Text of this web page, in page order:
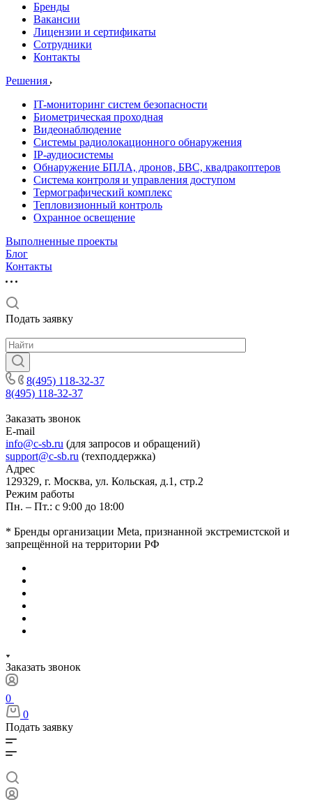
Бренды
Вакансии
Лицензии и сертификаты
Сотрудники
Контакты
Решения
IT-мониторинг систем безопасности
Биометрическая проходная
Видеонаблюдение
Системы радиолокационного обнаружения
IP-аудиосистемы
Обнаружение БПЛА, дронов, БВС, квадракоптеров
Система контроля и управления доступом
Термографический комплекс
Тепловизионный контроль
Охранное освещение
Выполненные проекты
Блог
Контакты
Подать заявку
8(495) 118-32-37
8(495) 118-32-37
Заказать звонок
E-mail
info@c-sb.ru (для запросов и обращений)
support@c-sb.ru (техподдержка)
Адрес
129329, г. Москва, ул. Кольская, д.1, стр.2
Режим работы
Пн. – Пт.: с 9:00 до 18:00
* Бренды организации Meta, признанной экстремистской и
запрещённой на территории РФ
Заказать звонок
0
0
Подать заявку